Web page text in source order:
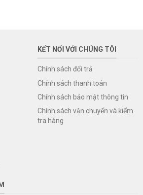
KẾT NỐI VỚI CHÚNG TÔI
Chính sách đổi trả
Chính sách thanh toán
Chính sách bảo mật thông tin
Chính sách vận chuyển và kiểm
tra hàng